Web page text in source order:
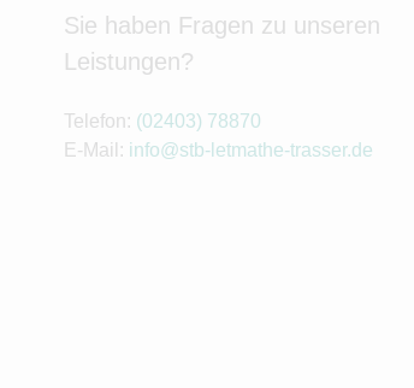
Sie haben Fragen zu unseren
Leistungen?
Telefon: (02403) 78870
E-Mail: info@stb-letmathe-trasser.de